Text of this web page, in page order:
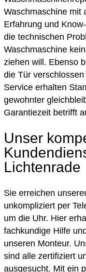
Waschmaschine mit
Erfahrung und
die technischen
Waschmaschine
ziehen will. Ebenso
die Tür
Service erhalten
gewohnter
Garantiezeit betrifft
Unser
Lichtenrade
Sie erreichen
unkompliziert per
um die Uhr. Hier
fachkundige Hilfe
unseren Monteur.
sind alle zertifiziert
ausgesucht. Mit ein